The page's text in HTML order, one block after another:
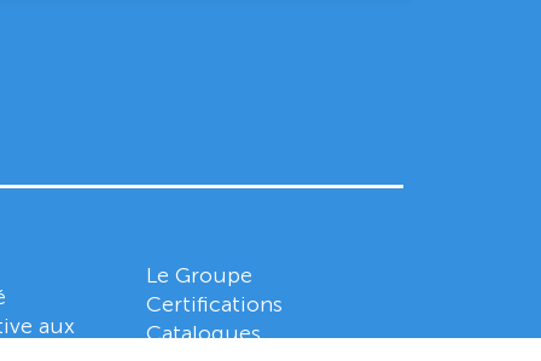
aux
Le Groupe
Certifications
Catalogues